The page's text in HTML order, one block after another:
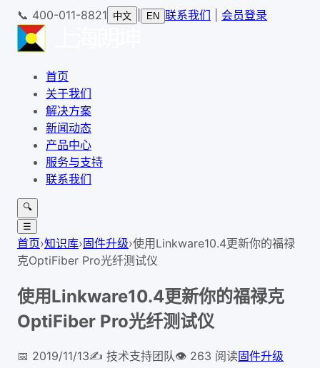
📞 400-011-8821 中文 EN 联系我们 会员登录
首页
关于我们
解决方案
新闻动态
产品中心
服务与支持
联系我们
🔍
☰
首页›知识库›固件升级›使用Linkware10.4更新你的福禄
克OptiFiber Pro光纤测试仪
使用Linkware10.4更新你的福禄克
OptiFiber Pro光纤测试仪
📅 2019/11/13✍️ 技术支持团队👁 263 阅读固件升级